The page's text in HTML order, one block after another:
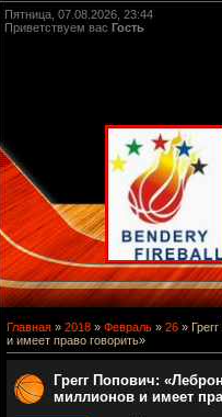
Пятница, 07.08.2026, 23:44
Приветствуем вас Гость
Главная » 2018 » Февраль » 26 »
и имеет право говорить»
Грегг Попович:
миллионов и имеет